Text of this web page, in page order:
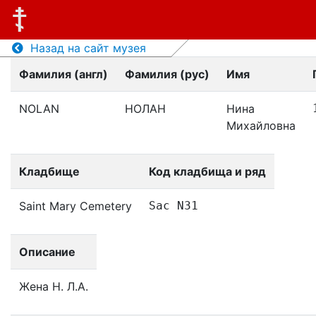
Назад на сайт музея
Фамилия (англ)
Фамилия (рус) Имя
NOLAN НОЛАН
Нина
Михайловна
Кладбище Код кладбища и ряд
Saint Mary Cemetery Sac N31
Описание
Жена Н. Л.А.